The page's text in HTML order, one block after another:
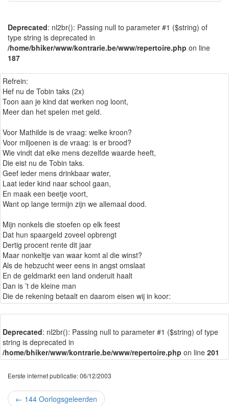
Deprecated: nl2br(): Passing null to parameter #1 ($string) of
type string is deprecated in
/home/bhiker/www/kontrarie.be/www/repertoire.php on line
187
Refrein:
Hef nu de Tobin taks (2x)
Toon aan je kind dat werken nog loont,
Meer dan het spelen met geld.
Voor Mathilde is de vraag: welke kroon?
Voor miljoenen is de vraag: is er brood?
Wie vindt dat elke mens dezelfde waarde heeft,
Die eist nu de Tobin taks.
Geef ieder mens drinkbaar water,
Laat ieder kind naar school gaan,
En maak een beetje voort,
Want op lange termijn zijn we allemaal dood.
Mijn nonkels die stoefen op elk feest
Dat hun spaargeld zoveel opbrengt
Dertig procent rente dit jaar
Maar nonkeltje van waar komt al die winst?
Als de hebzucht weer eens in angst omslaat
En de geldmarkt een land onderuit haalt
Dan is ’t de kleine man
Die de rekening betaalt en daarom eisen wij in koor:
Deprecated: nl2br(): Passing null to parameter #1 ($string) of type
string is deprecated in
/home/bhiker/www/kontrarie.be/www/repertoire.php on line 201
Eerste internet publicatie: 06/12/2003
← 144 Oorlogsgeleerden